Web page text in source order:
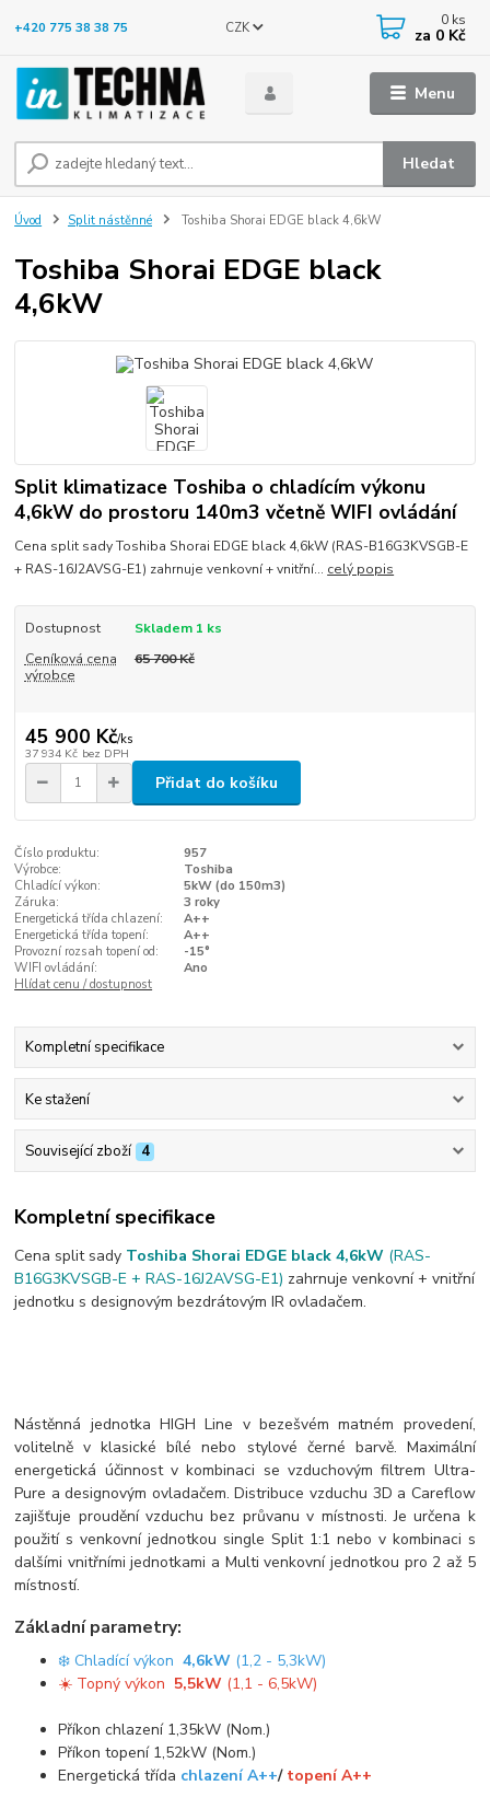
Menu
CZK
Hledat
+420 775 38 38 75 0 ks
za 0 Kč
Úvod Split nástěnné Toshiba Shorai EDGE black 4,6kW
Toshiba Shorai EDGE black
4,6kW
Split klimatizace Toshiba o chladícím výkonu
4,6kW do prostoru 140m3 včetně WIFI ovládání
Cena split sady Toshiba Shorai EDGE black 4,6kW (RAS-B16G3KVSGB-E
+ RAS-16J2AVSG-E1) zahrnuje venkovní + vnitřní... celý popis
Dostupnost
Skladem 1 ks
Ceníková cena
výrobce
65 700 Kč
45 900 Kč/ks
37 934 Kč bez DPH
Přidat do košíku
Číslo produktu:
957
Výrobce:
Toshiba
Chladící výkon:
5kW (do 150m3)
Záruka:
3 roky
Energetická třída chlazení:
A++
Energetická třída topení:
A++
Provozní rozsah topení od:
-15°
WIFI ovládání:
Ano
Hlídat cenu / dostupnost
Kompletní specifikace
Ke stažení
Související zboží 4
Kompletní specifikace
Cena split sady Toshiba Shorai EDGE black 4,6kW (RAS-
B16G3KVSGB-E + RAS-16J2AVSG-E1) zahrnuje venkovní + vnitřní
jednotku s designovým bezdrátovým IR ovladačem.
Nástěnná jednotka HIGH Line v bezešvém matném provedení,
volitelně v klasické bílé nebo stylové černé barvě. Maximální
energetická účinnost v kombinaci se vzduchovým filtrem Ultra-
Pure a designovým ovladačem. Distribuce vzduchu 3D a Careflow
zajišťuje proudění vzduchu bez průvanu v místnosti. Je určena k
použití s venkovní jednotkou single Split 1:1 nebo v kombinaci s
dalšími vnitřními jednotkami a Multi venkovní jednotkou pro 2 až 5
místností.
Základní parametry:
❄️ Chladící výkon4,6kW (1,2 - 5,3kW)
☀️ Topný výkon 5,5kW (1,1 - 6,5kW)
Příkon chlazení 1,35kW (Nom.)
Příkon topení 1,52kW (Nom.)
Energetická třída chlazení A++/ topení A++